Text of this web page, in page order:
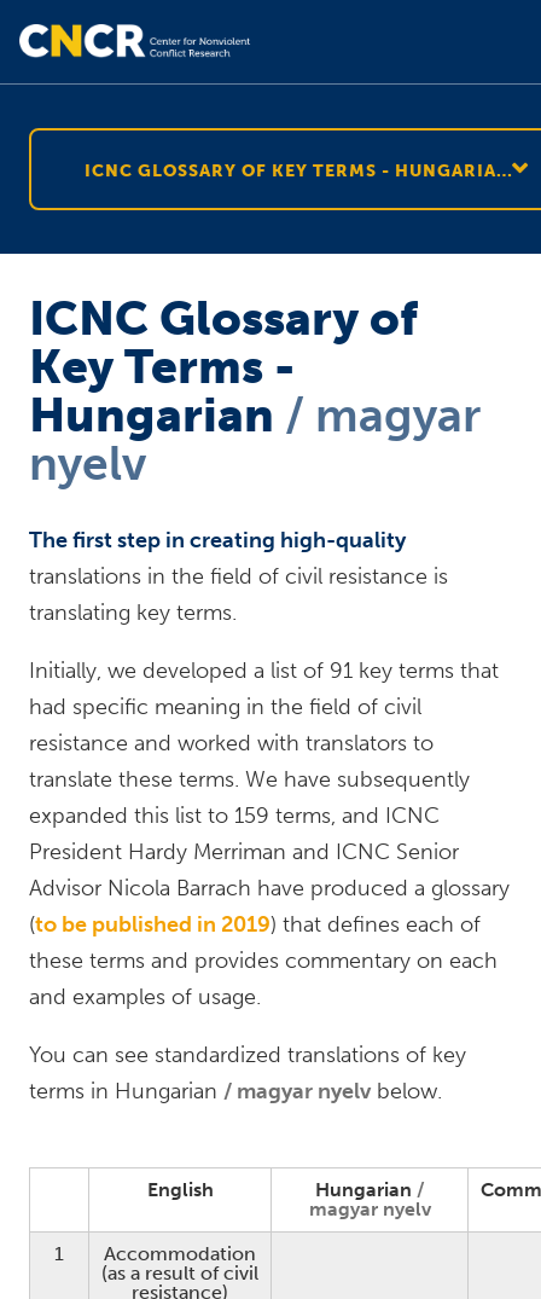
ICNC GLOSSARY OF KEY TERMS - HUNGARIAN
ICNC Glossary of
Key Terms -
Hungarian
magyar
nyelv
The first step in creating high-quality
translations in the field of civil resistance is
translating key terms.
Initially, we developed a list of 91 key terms that
had specific meaning in the field of civil
resistance and worked with translators to
translate these terms. We have subsequently
expanded this list to 159 terms, and ICNC
President Hardy Merriman and ICNC Senior
Advisor Nicola Barrach have produced a glossary
(to be published in 2019) that defines each of
these terms and provides commentary on each
and examples of usage.
You can see standardized translations of key
terms in Hungarian
magyar nyelv below.
English
Hungarian
magyar nyelv
1
Accommodation
(as a result of civil
resistance)